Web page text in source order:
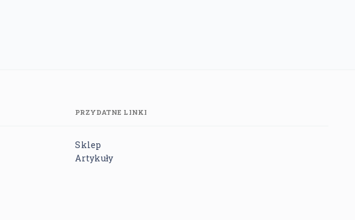
PRZYDATNE LINKI
Sklep
Artykuły